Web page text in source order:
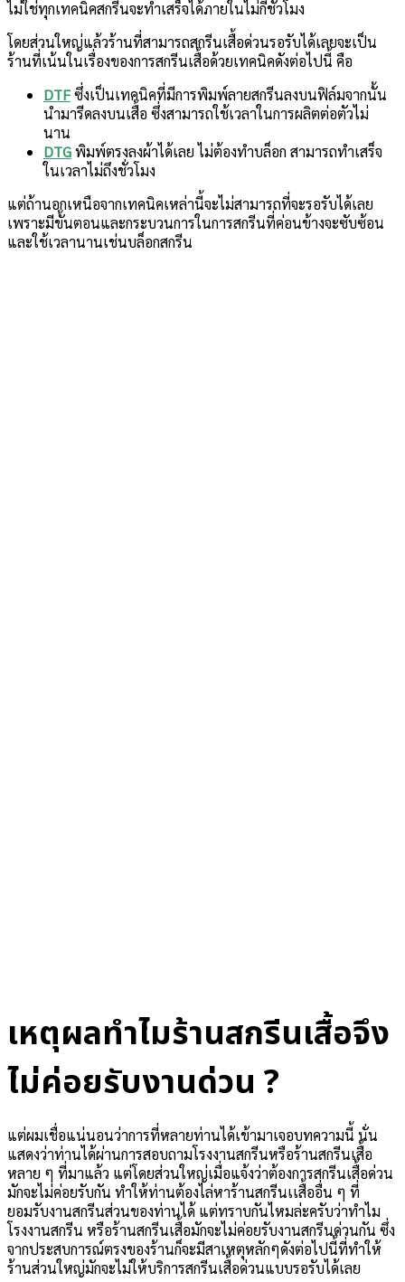
ไม่ใช่ทุกเทคนิคสกรีนจะทำเสร็จได้ภายในไม่กี่ชั่วโมง
โดยส่วนใหญ่แล้วร้านที่สามารถสกรีนเสื้อด่วนรอรับได้เลยจะเป็น
ร้านที่เน้นในเรื่องของการสกรีนเสื้อด้วยเทคนิคดังต่อไปนี้ คือ
DTFซึ่งเป็นเทคนิคที่มีการพิมพ์ลายสกรีนลงบนฟิล์มจากนั้น
นำมารีดลงบนเสื้อ ซึ่งสามารถใช้เวลาในการผลิตต่อตัวไม่
นาน
DTGพิมพ์ตรงลงผ้าได้เลย ไม่ต้องทำบล็อก สามารถทำเสร็จ
ในเวลาไม่ถึงชั่วโมง
แต่ถ้านอกเหนือจากเทคนิคเหล่านี้จะไม่สามารถที่จะรอรับได้เลย
เพราะมีขั้นตอนและกระบวนการในการสกรีนที่ค่อนข้างจะซับซ้อน
และใช้เวลานานเช่นบล็อกสกรีน
เหตุผลทำไมร้านสกรีนเสื้อจึง
ไม่ค่อยรับงานด่วน ?
แต่ผมเชื่อแน่นอนว่าการที่หลายท่านได้เข้ามาเจอบทความนี้ นั่น
แสดงว่าท่านได้ผ่านการสอบถามโรงงานสกรีนหรือร้านสกรีนเสื้อ
หลาย ๆ ที่มาแล้ว แต่โดยส่วนใหญ่เมื่อแจ้งว่าต้องการสกรีนเสื้อด่วน
มักจะไม่ค่อยรับกัน ทำให้ท่านต้องไล่หาร้านสกรีนเเสื้ออื่น ๆ ที่
ยอมรับงานสกรีนส่วนของท่านได้ แต่ทราบกันไหมล่ะครับว่าทำไม
โรงงานสกรีน หรือร้านสกรีนเสื้อมักจะไม่ค่อยรับงานสกรีนด่วนกัน ซึ่ง
จากประสบการณ์ตรงของร้านก็จะมีสาเหตุหลักๆดังต่อไปนี้ที่ทำให้
ร้านส่วนใหญ่มักจะไม่ให้บริการสกรีนเสื้อด่วนแบบรอรับได้เลย